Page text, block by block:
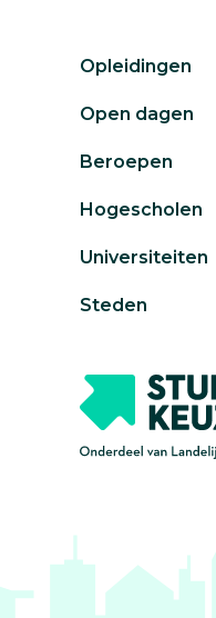
Opleidingen
Open dagen
Beroepen
Hogescholen
Universiteiten
Steden